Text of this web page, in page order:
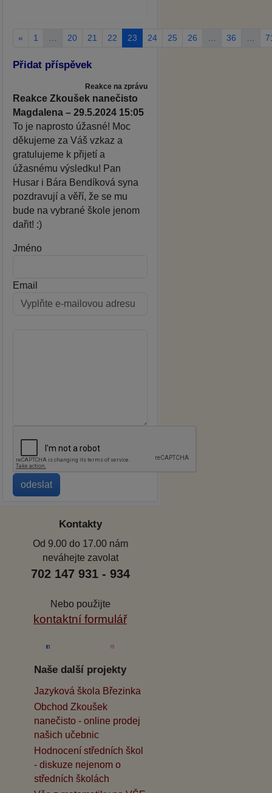
« 1 20 21 22 23 24 25 26 36
Přidat příspěvek
Reakce na zprávu
Reakce Zkoušek nanečisto
Magdalena – 29.5.2024 15:05
To je naprosto úžasné! Moc
děkujeme za Váš vzkaz a
gratulujeme k přijetí a
úžasnému výsledku! Pan
Husar i Bára Bendíková syna
pozdravují a věří, že se mu
bude na vybrané škole jenom
dařit! :)
Jméno
Email
Kontakty
Od 9.00 do 17.00 nám
neváhejte zavolat
702 147 931 - 934
Nebo použijte
kontaktní formulář
Naše další projekty
Jazyková škola Březinka
Obchod Zkoušek
nanečisto - online prodej
našich učebnic
Hodnocení středních škol
- diskuze nejenom o
středních školách